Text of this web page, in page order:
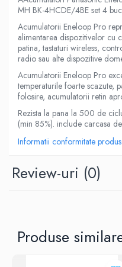
MH BK-4HCDE/4BE set 4
Acumulatorii Eneloop Pro
alimentarea dispozitivelor cu
patina, tastaturi wireless,
radio sau alte dispozitive
Acumulatorii Eneloop Pro
temperaturile foarte scazute,
folosire, acumulatorii retin
Rezista la pana la 500 de
(min 85%). include carcasa
Informatii conformitate produs
Review-uri (0)
Produse